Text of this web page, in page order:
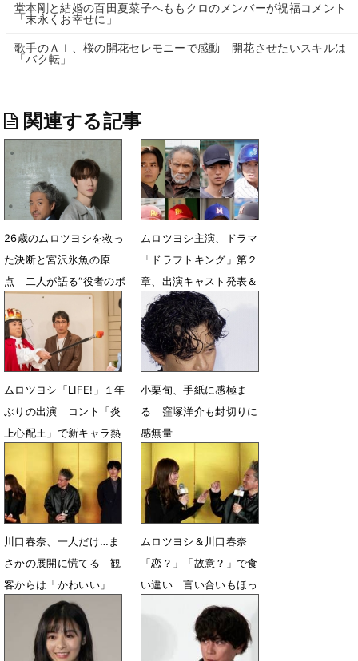
堂本剛と結婚の百田夏菜子へももクロのメンバーが祝福コメント
「末永くお幸せに」
歌手のＡＩ、桜の開花セレモニーで感動 開花させたいスキルは
「バク転」
関連する記事
26歳のムロツヨシを救っ
た決断と宮沢氷魚の原
点 二人が語る“役者のボ
5月15日 07時00分
ムロツヨシ主演、ドラマ
「ドラフトキング」第２
章、出演キャスト発表＆
特報映像公開
3月15日 12時25分
ムロツヨシ「LIFE!」１年
ぶりの出演 コント「炎
上心配王」で新キャラ熱
11月19日 19時00分
小栗旬、手紙に感極ま
る 窪塚洋介も封切りに
感無量
6月14日 07時40分
川口春奈、一人だけ…ま
さかの展開に慌てる 観
客からは「かわいい」
1月24日 22時55分
ムロツヨシ＆川口春奈
「恋？」「故意？」で食
い違い 言い合いもほっ
こり 10年ぶり共演
1月24日 22時42分